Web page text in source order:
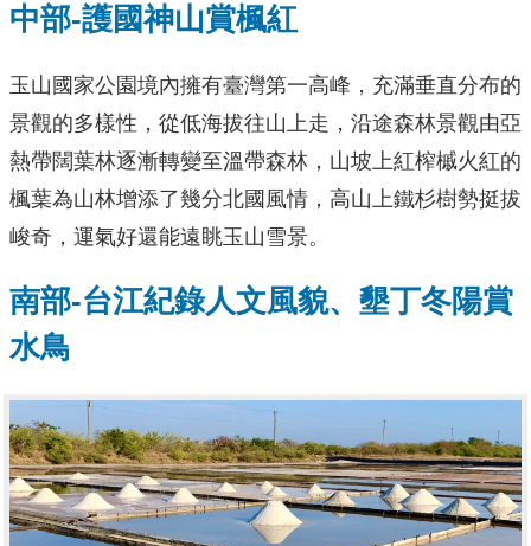
中部-護國神山賞楓紅
玉山國家公園境內擁有臺灣第一高峰，充滿垂直分布的
景觀的多樣性，從低海拔往山上走，沿途森林景觀由亞
熱帶闊葉林逐漸轉變至溫帶森林，山坡上紅榨槭火紅的
楓葉為山林增添了幾分北國風情，高山上鐵杉樹勢挺拔
峻奇，運氣好還能遠眺玉山雪景。
南部-台江紀錄人文風貌、墾丁冬陽賞
水鳥